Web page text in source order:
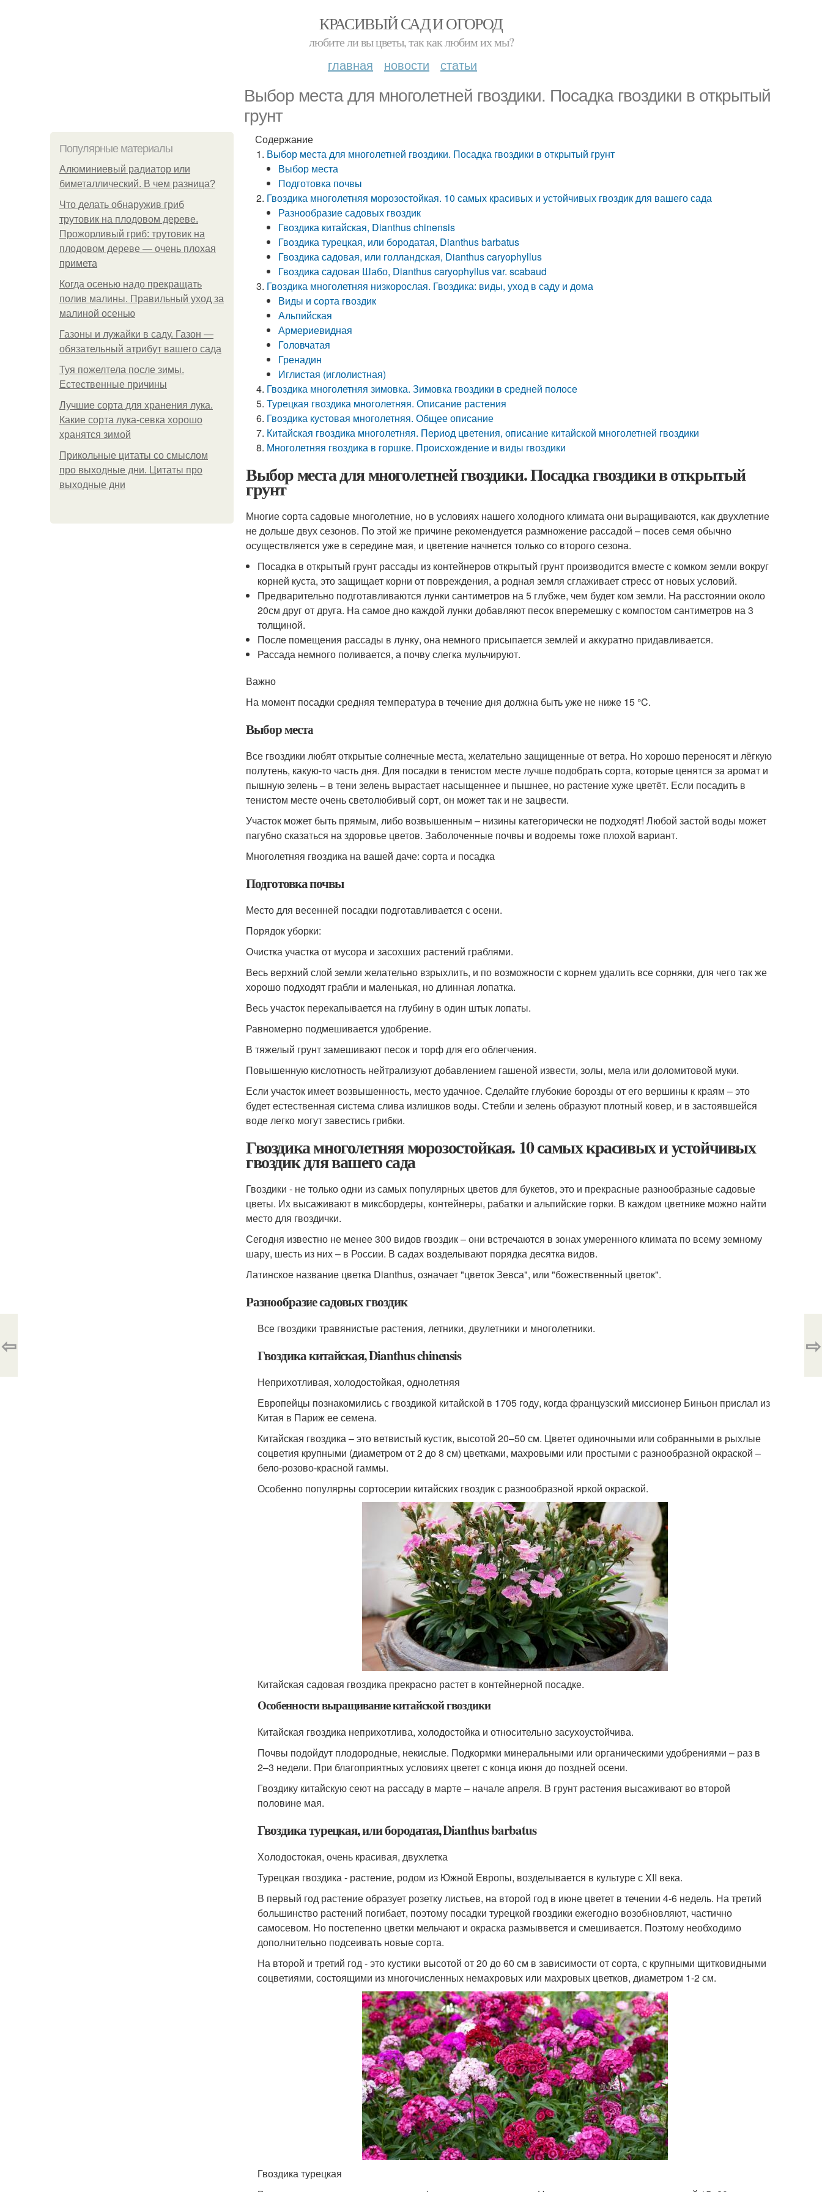
КРАСИВЫЙ САД И ОГОРОД
любите ли вы цветы, так как любим их мы?
главная новости статьи
Выбор места для многолетней гвоздики. Посадка гвоздики в открытый
грунт
Популярные материалы
Алюминиевый радиатор или
биметаллический. В чем разница?
Что делать обнаружив гриб
трутовик на плодовом дереве.
Прожорливый гриб: трутовик на
плодовом дереве — очень плохая
примета
Когда осенью надо прекращать
полив малины. Правильный уход за
малиной осенью
Газоны и лужайки в саду. Газон —
обязательный атрибут вашего сада
Туя пожелтела после зимы.
Естественные причины
Лучшие сорта для хранения лука.
Какие сорта лука-севка хорошо
хранятся зимой
Прикольные цитаты со смыслом
про выходные дни. Цитаты про
выходные дни
Содержание
Выбор места для многолетней гвоздики. Посадка гвоздики в открытый грунт
Выбор места
Подготовка почвы
Гвоздика многолетняя морозостойкая. 10 самых красивых и устойчивых гвоздик для вашего сада
Разнообразие садовых гвоздик
Гвоздика китайская, Dianthus chinensis
Гвоздика турецкая, или бородатая, Dianthus barbatus
Гвоздика садовая, или голландская, Dianthus caryophyllus
Гвоздика садовая Шабо, Dianthus caryophyllus var. scabaud
Гвоздика многолетняя низкорослая. Гвоздика: виды, уход в саду и дома
Виды и сорта гвоздик
Альпийская
Армериевидная
Головчатая
Гренадин
Иглистая (иглолистная)
Гвоздика многолетняя зимовка. Зимовка гвоздики в средней полосе
Турецкая гвоздика многолетняя. Описание растения
Гвоздика кустовая многолетняя. Общее описание
Китайская гвоздика многолетняя. Период цветения, описание китайской многолетней гвоздики
Многолетняя гвоздика в горшке. Происхождение и виды гвоздики
Выбор места для многолетней гвоздики. Посадка гвоздики в открытый
грунт
Многие сорта садовые многолетние, но в условиях нашего холодного климата они выращиваются, как двухлетние
не дольше двух сезонов. По этой же причине рекомендуется размножение рассадой – посев семя обычно
осуществляется уже в середине мая, и цветение начнется только со второго сезона.
Посадка в открытый грунт рассады из контейнеров открытый грунт производится вместе с комком земли вокруг
корней куста, это защищает корни от повреждения, а родная земля сглаживает стресс от новых условий.
Предварительно подготавливаются лунки сантиметров на 5 глубже, чем будет ком земли. На расстоянии около
20см друг от друга. На самое дно каждой лунки добавляют песок вперемешку с компостом сантиметров на 3
толщиной.
После помещения рассады в лунку, она немного присыпается землей и аккуратно придавливается.
Рассада немного поливается, а почву слегка мульчируют.
Важно
На момент посадки средняя температура в течение дня должна быть уже не ниже 15 °C.
Выбор места
Все гвоздики любят открытые солнечные места, желательно защищенные от ветра. Но хорошо переносят и лёгкую
полутень, какую-то часть дня. Для посадки в тенистом месте лучше подобрать сорта, которые ценятся за аромат и
пышную зелень – в тени зелень вырастает насыщеннее и пышнее, но растение хуже цветёт. Если посадить в
тенистом месте очень светолюбивый сорт, он может так и не зацвести.
Участок может быть прямым, либо возвышенным – низины категорически не подходят! Любой застой воды может
пагубно сказаться на здоровье цветов. Заболоченные почвы и водоемы тоже плохой вариант.
Многолетняя гвоздика на вашей даче: сорта и посадка
Подготовка почвы
Место для весенней посадки подготавливается с осени.
Порядок уборки:
Очистка участка от мусора и засохших растений граблями.
Весь верхний слой земли желательно взрыхлить, и по возможности с корнем удалить все сорняки, для чего так же
хорошо подходят грабли и маленькая, но длинная лопатка.
Весь участок перекапывается на глубину в один штык лопаты.
Равномерно подмешивается удобрение.
В тяжелый грунт замешивают песок и торф для его облегчения.
Повышенную кислотность нейтрализуют добавлением гашеной извести, золы, мела или доломитовой муки.
Если участок имеет возвышенность, место удачное. Сделайте глубокие борозды от его вершины к краям – это
будет естественная система слива излишков воды. Стебли и зелень образуют плотный ковер, и в застоявшейся
воде легко могут завестись грибки.
Гвоздика многолетняя морозостойкая. 10 самых красивых и устойчивых
гвоздик для вашего сада
Гвоздики - не только одни из самых популярных цветов для букетов, это и прекрасные разнообразные садовые
цветы. Их высаживают в миксбордеры, контейнеры, рабатки и альпийские горки. В каждом цветнике можно найти
место для гвоздички.
Сегодня известно не менее 300 видов гвоздик – они встречаются в зонах умеренного климата по всему земному
шару, шесть из них – в России. В садах возделывают порядка десятка видов.
Латинское название цветка Dianthus, означает "цветок Зевса", или "божественный цветок".
Разнообразие садовых гвоздик
Все гвоздики травянистые растения, летники, двулетники и многолетники.
Гвоздика китайская, Dianthus chinensis
Неприхотливая, холодостойкая, однолетняя
Европейцы познакомились с гвоздикой китайской в 1705 году, когда французский миссионер Биньон прислал из
Китая в Париж ее семена.
Китайская гвоздика – это ветвистый кустик, высотой 20–50 см. Цветет одиночными или собранными в рыхлые
соцветия крупными (диаметром от 2 до 8 см) цветками, махровыми или простыми с разнообразной окраской –
бело-розово-красной гаммы.
Особенно популярны сортосерии китайских гвоздик с разнообразной яркой окраской.
Китайская садовая гвоздика прекрасно растет в контейнерной посадке.
Особенности выращивание китайской гвоздики
Китайская гвоздика неприхотлива, холодостойка и относительно засухоустойчива.
Почвы подойдут плодородные, некислые. Подкормки минеральными или органическими удобрениями – раз в
2–3 недели. При благоприятных условиях цветет с конца июня до поздней осени.
Гвоздику китайскую сеют на рассаду в марте – начале апреля. В грунт растения высаживают во второй
половине мая.
Гвоздика турецкая, или бородатая, Dianthus barbatus
Холодостокая, очень красивая, двухлетка
Турецкая гвоздика - растение, родом из Южной Европы, возделывается в культуре с XII века.
В первый год растение образует розетку листьев, на второй год в июне цветет в течении 4-6 недель. На третий
большинство растений погибает, поэтому посадки турецкой гвоздики ежегодно возобновляют, частично
самосевом. Но постепенно цветки мельчают и окраска размыввется и смешивается. Поэтому необходимо
дополнительно подсеивать новые сорта.
На второй и третий год - это кустики высотой от 20 до 60 см в зависимости от сорта, с крупными щитковидными
соцветиями, состоящими из многочисленных немахровых или махровых цветков, диаметром 1-2 см.
Гвоздика турецкая
⇦ ⇨